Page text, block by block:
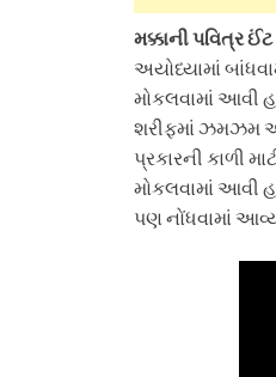
મક્કાની પવિત્ર ઈંટ
અયોધ્યામાં
મોકલવામાં આવી
શરીફમાં ઝમઝમ
પ્રકારની કાળી
મોકલવામાં આવી
પણ નોંધવામાં